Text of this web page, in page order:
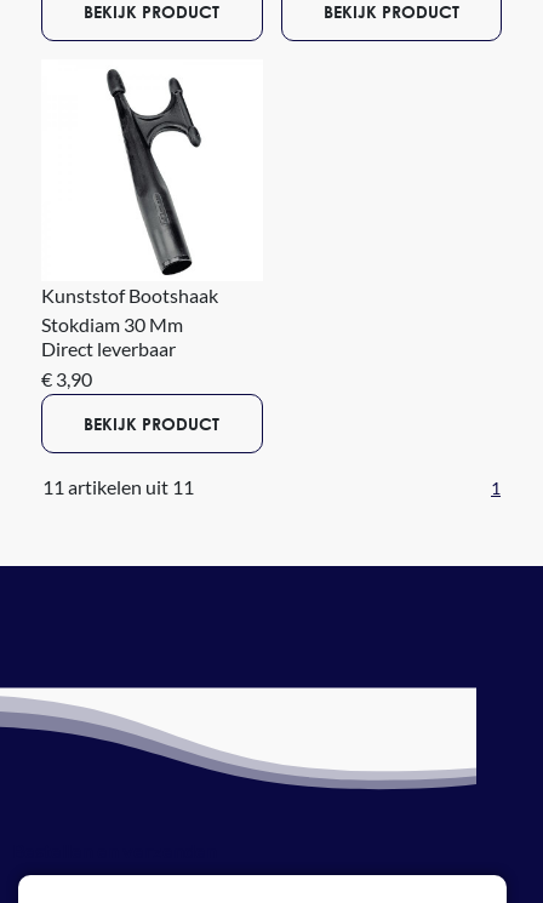
BEKIJK PRODUCT BEKIJK PRODUCT
Kunststof Bootshaak
Stokdiam 30 Mm
Direct leverbaar
€ 3,90
BEKIJK PRODUCT
11 artikelen uit 11 1